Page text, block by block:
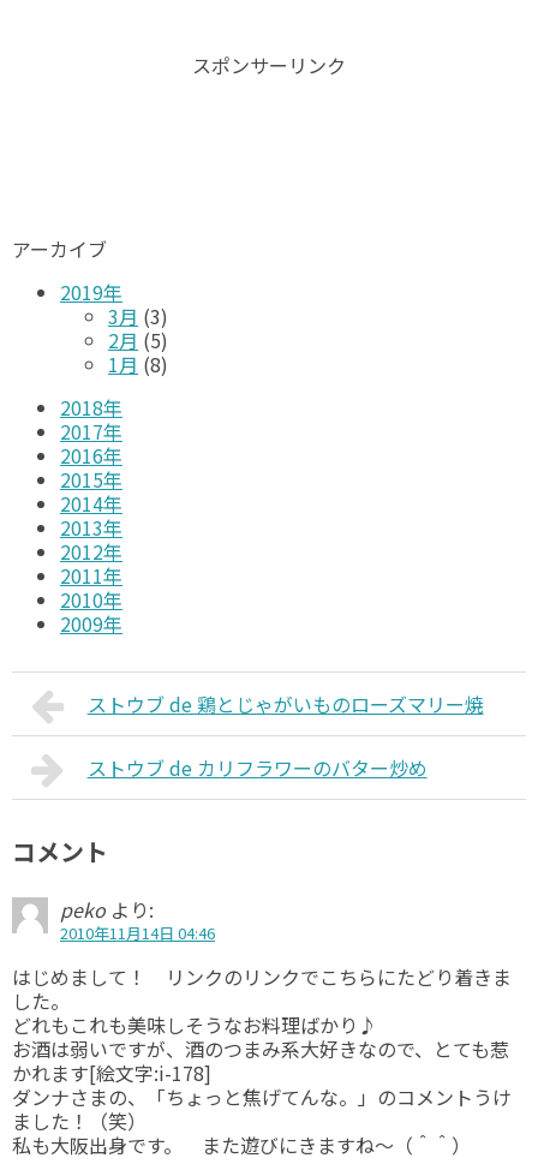
スポンサーリンク
アーカイブ
2019年
3月 (3)
2月 (5)
1月 (8)
2018年
2017年
2016年
2015年
2014年
2013年
2012年
2011年
2010年
2009年
ストウブ de 鶏とじゃがいものローズマリー焼
ストウブ de カリフラワーのバター炒め
コメント
peko より:
2010年11月14日 04:46
はじめまして！ リンクのリンクでこちらにたどり着きま
した。
どれもこれも美味しそうなお料理ばかり♪
お酒は弱いですが、酒のつまみ系大好きなので、とても惹
かれます[絵文字:i-178]
ダンナさまの、「ちょっと焦げてんな。」のコメントうけ
ました！（笑）
私も大阪出身です。 また遊びにきますね～（＾＾）